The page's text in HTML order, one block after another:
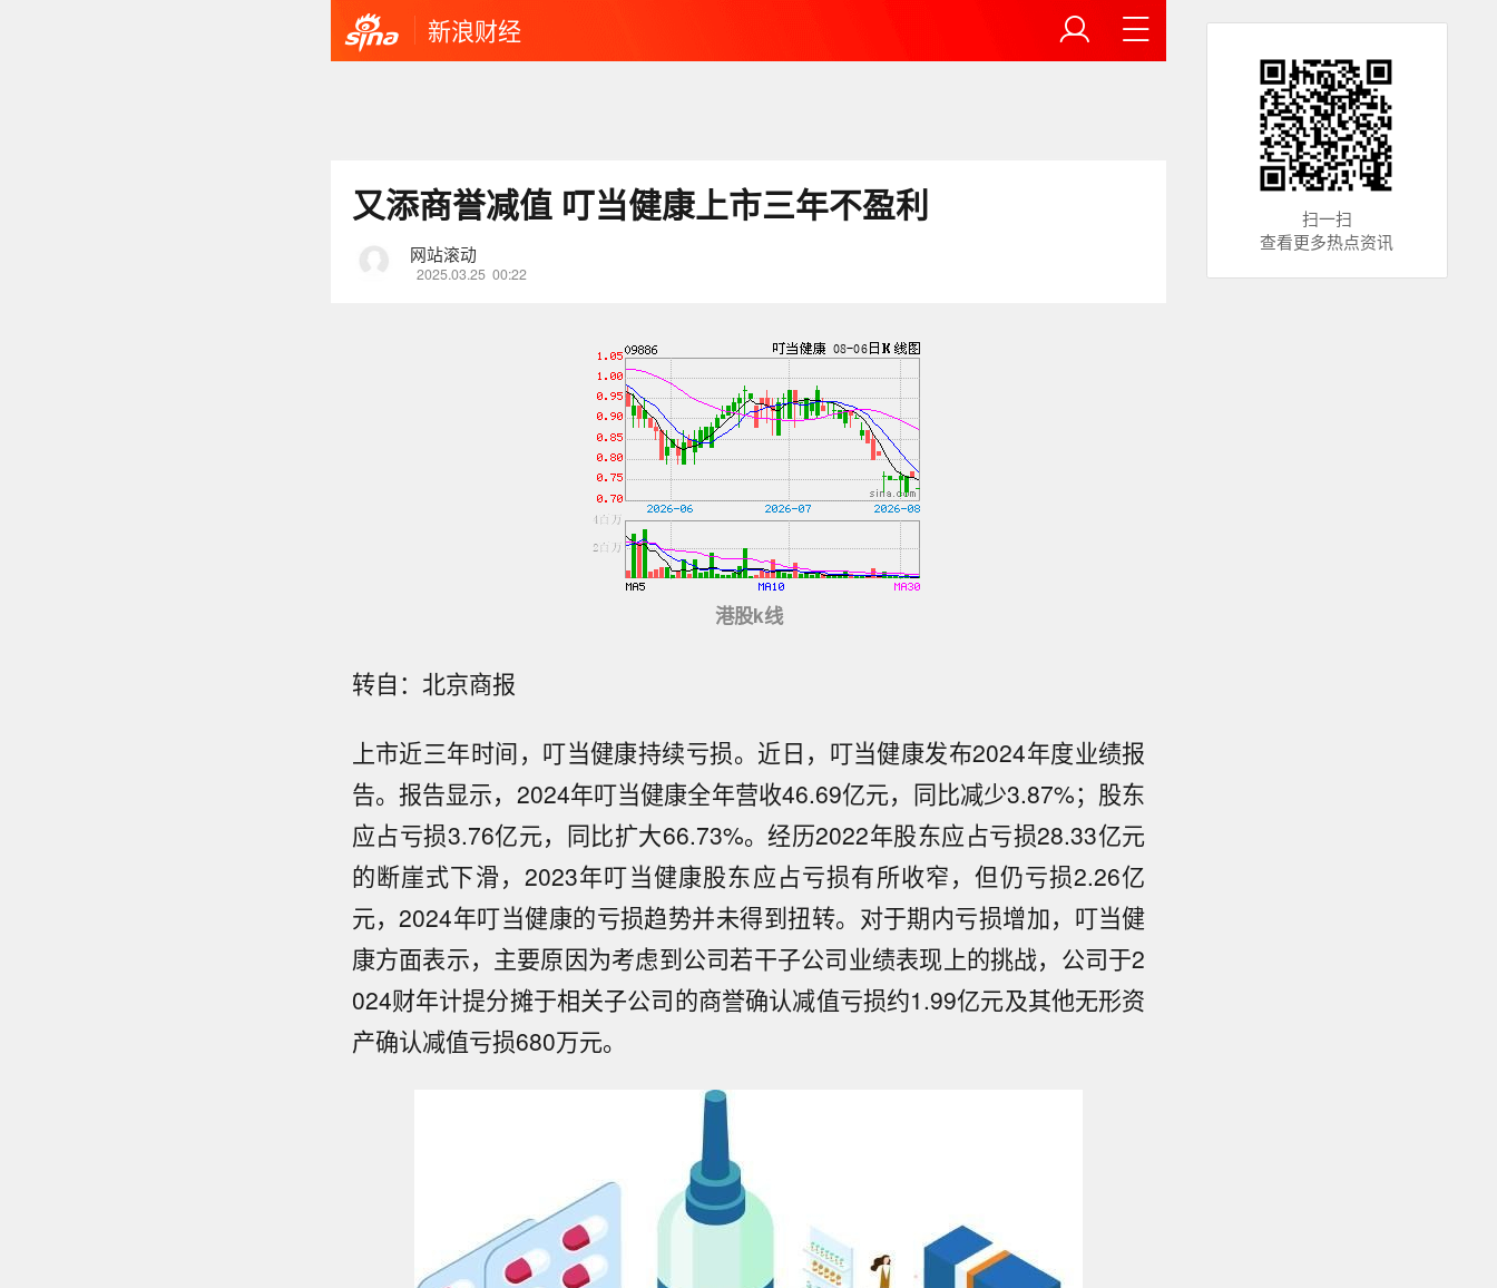
新浪财经
又添商誉减值 叮当健康上市三年不盈利
网站滚动
2025.03.25 00:22
港股k线
转自：北京商报
上市近三年时间，叮当健康持续亏损。近日，叮当健康发布2024年度业绩报
告。报告显示，2024年叮当健康全年营收46.69亿元，同比减少3.87%；股东
应占亏损3.76亿元，同比扩大66.73%。经历2022年股东应占亏损28.33亿元
的断崖式下滑，2023年叮当健康股东应占亏损有所收窄，但仍亏损2.26亿
元，2024年叮当健康的亏损趋势并未得到扭转。对于期内亏损增加，叮当健
康方面表示，主要原因为考虑到公司若干子公司业绩表现上的挑战，公司于2
024财年计提分摊于相关子公司的商誉确认减值亏损约1.99亿元及其他无形资
产确认减值亏损680万元。
扫一扫
查看更多热点资讯